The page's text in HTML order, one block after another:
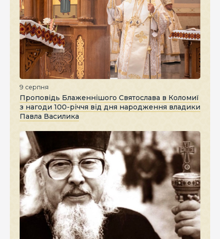
9 серпня
Проповідь Блаженнішого Святослава в Коломиї
з нагоди 100-річчя від дня народження владики
Павла Василика